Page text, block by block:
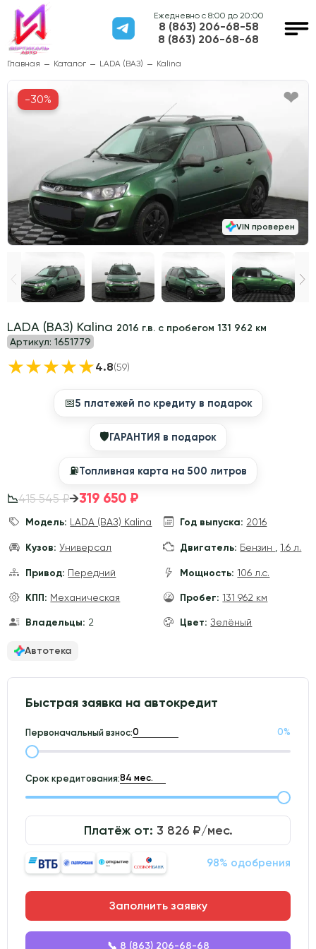
Ежедневно с 8:00 до 20:00
8 (863) 206-68-58
8 (863) 206-68-68
Главная Каталог LADA (ВАЗ) Kalina
LADA (ВАЗ) Kalina 2016 г.в. с пробегом 131 962 км
Артикул: 1651779
★★★★★4.8(59)
📅5 платежей по кредиту в подарок
🛡ГАРАНТИЯ в подарок
⛽️Топливная карта на 500 литров
📉415 545 ₽→319 650 ₽
Модель: LADA (ВАЗ) Kalina Год выпуска: 2016
Кузов: Универсал Двигатель: Бензин ,1.6 л.
Привод: Передний Мощность: 106 л.с.
КПП: Механическая Пробег: 131 962 км
Владельцы: 2 Цвет: Зелёный
Автотека
Быстрая заявка на автокредит
Первоначальный взнос: 0%
Срок кредитования:
Платёж от: 3 826₽/мес.
98% одобрения
Заполнить заявку
📞 8 (863) 206-68-68
VIN проверен
-30%